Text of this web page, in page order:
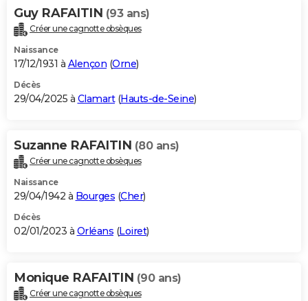
Bricolage
Lifestyle
Culture
Sport
Auto
Television
Voyage
Cinema
Guy RAFAITIN (93 ans)
Créer une cagnotte obsèques
Naissance
17/12/1931 à Alençon (Orne)
Décès
29/04/2025 à Clamart(Hauts-de-Seine)
Suzanne RAFAITIN (80 ans)
Créer une cagnotte obsèques
Naissance
29/04/1942 à Bourges (Cher)
Décès
02/01/2023 à Orléans (Loiret)
Monique RAFAITIN (90 ans)
Créer une cagnotte obsèques